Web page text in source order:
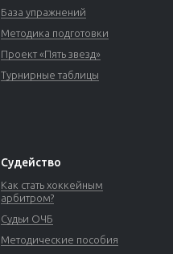
База упражнений
Методика подготовки
Проект «Пять звезд»
Турнирные таблицы
Судейство
Как стать хоккейным
арбитром?
Судьи ОЧБ
Методические пособия